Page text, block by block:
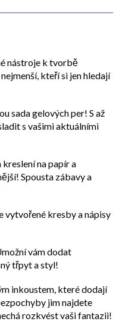
nástroje k tvorbě
kteří si jen hledají
sada gelových per! S až
s vašimi aktuálními
kreslení na papír a
Spousta zábavy a
vytvořené kresby a nápisy
vám dodat
třpyt a styl!
inkoustem, které dodají
jim najdete
rozkvést vaši fantazii!